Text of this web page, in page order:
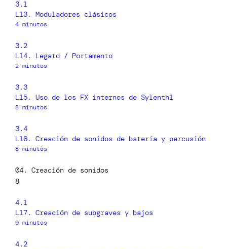
3.1
L13. Moduladores clásicos
4 minutos
3.2
L14. Legato / Portamento
2 minutos
3.3
L15. Uso de los FX internos de Sylenth1
8 minutos
3.4
L16. Creación de sonidos de batería y percusión
8 minutos
04. Creación de sonidos
8
4.1
L17. Creación de subgraves y bajos
9 minutos
4.2